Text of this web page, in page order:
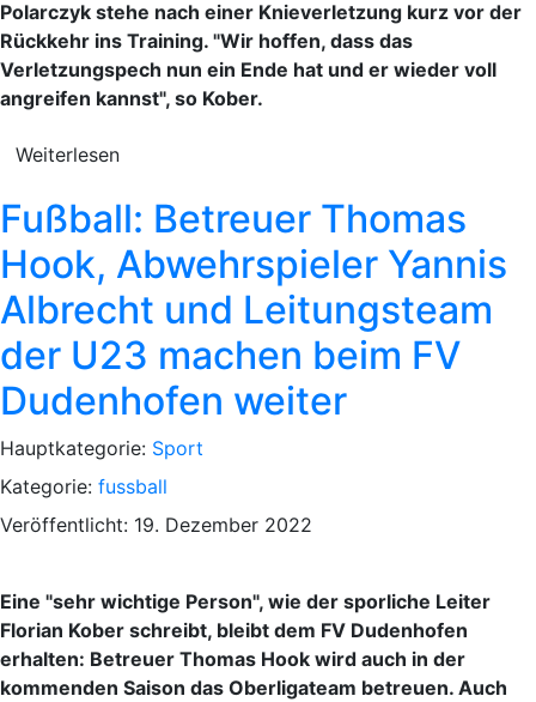
Polarczyk stehe nach einer Knieverletzung kurz vor der
Rückkehr ins Training. "Wir hoffen, dass das
Verletzungspech nun ein Ende hat und er wieder voll
angreifen kannst", so Kober.
Weiterlesen
Fußball: Betreuer Thomas
Hook, Abwehrspieler Yannis
Albrecht und Leitungsteam
der U23 machen beim FV
Dudenhofen weiter
Hauptkategorie: Sport
Kategorie: fussball
Veröffentlicht: 19. Dezember 2022
Eine "sehr wichtige Person", wie der sporliche Leiter
Florian Kober schreibt, bleibt dem FV Dudenhofen
erhalten: Betreuer Thomas Hook wird auch in der
kommenden Saison das Oberligateam betreuen. Auch